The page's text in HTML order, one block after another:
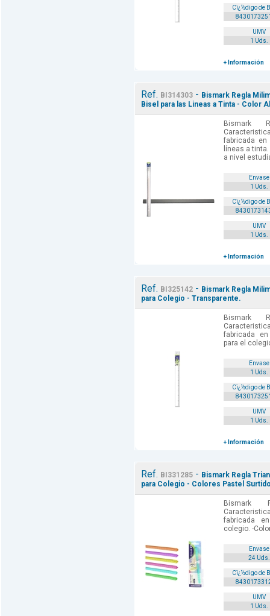
Cï¿½digo de
UMV
1 Uds.
+ Información
Ref. BI314303- Bismark Regla
Bisel para las Lineas a Tinta - Color
Bismark
fabricada
líneas a
a nivel
Envase
1 Uds.
Cï¿½digo de
UMV
1 Uds.
+ Información
Ref. BI325142- Bismark Regla
para Colegio - Transparente.
Bismark
fabricada
para el
Envase
1 Uds.
Cï¿½digo de
UMV
1 Uds.
+ Información
Ref. BI331285- Bismark Regla
para Colegio - Colores Pastel
Bismark
fabricada
colegio. -
Envase
24 Uds.
Cï¿½digo de
UMV
1 Uds.